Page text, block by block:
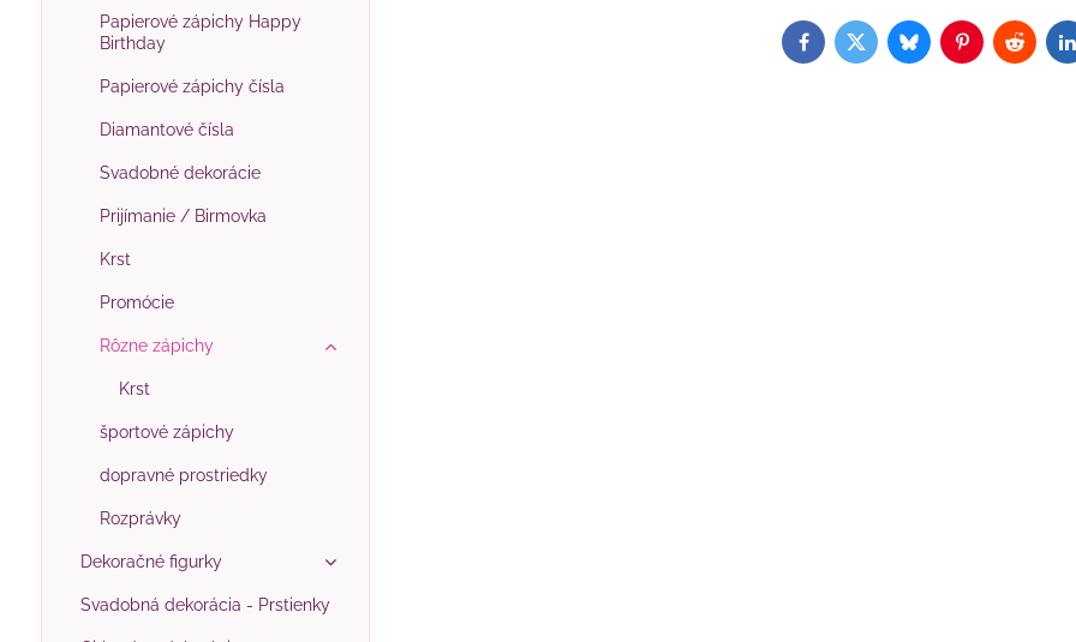
Facebook
TwitterBlueskyPinterestReddit
Papierové zápichy Happy
Birthday
Papierové zápichy čísla
Diamantové čísla
Svadobné dekorácie
Prijímanie / Birmovka
Krst
Promócie
Rôzne zápichy
Krst
športové zápichy
dopravné prostriedky
Rozprávky
Dekoračné figurky
Svadobná dekorácia - Prstienky